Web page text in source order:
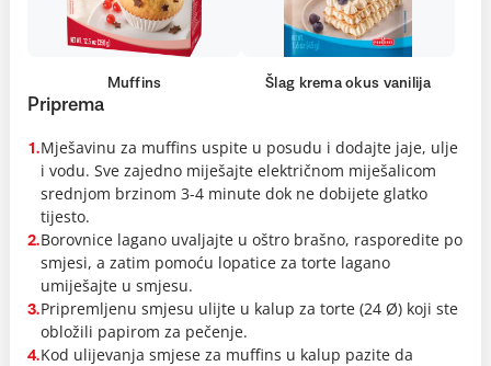
Muffins Šlag krema okus vanilija
Priprema
1.Mješavinu za muffins uspite u posudu i dodajte jaje, ulje
i vodu. Sve zajedno miješajte električnom miješalicom
srednjom brzinom 3-4 minute dok ne dobijete glatko
tijesto.
2.Borovnice lagano uvaljajte u oštro brašno, rasporedite po
smjesi, a zatim pomoću lopatice za torte lagano
umiješajte u smjesu.
3.Pripremljenu smjesu ulijte u kalup za torte (24 Ø) koji ste
obložili papirom za pečenje.
4.Kod ulijevanja smjese za muffins u kalup pazite da